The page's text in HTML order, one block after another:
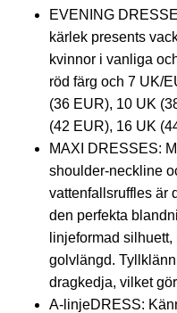
EVENING
kärlek presents
kvinnor i vanliga
röd färg och 7 UK/
(36 EUR), 10 UK
(42 EUR), 16 UK
MAXI DRESSES:
shoulder-neckline
vattenfallsruffles är
den perfekta
linjeformad
golvlängd.
dragkedja, vilket
A-linjeDRESS: